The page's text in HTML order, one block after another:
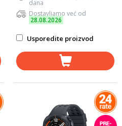
dana
Dostavljamo već od
28.08.2026
Usporedite proizvod